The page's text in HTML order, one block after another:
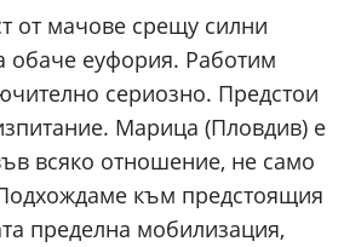
от мачове срещу силни
еуфория. Работим
сериозно. Предстои
Марица (Пловдив) е
всяко отношение, не само
към предстоящия
пределна мобилизация,